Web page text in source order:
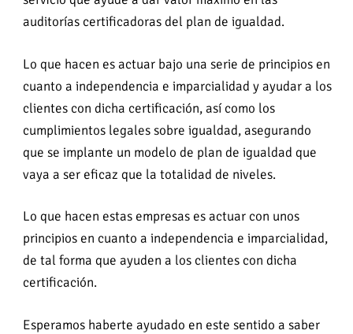
auditorías certificadoras del plan de igualdad.
Lo que hacen es actuar bajo una serie de principios en
cuanto a independencia e imparcialidad y ayudar a los
clientes con dicha certificación, así como los
cumplimientos legales sobre igualdad, asegurando
que se implante un modelo de plan de igualdad que
vaya a ser eficaz que la totalidad de niveles.
Lo que hacen estas empresas es actuar con unos
principios en cuanto a independencia e imparcialidad,
de tal forma que ayuden a los clientes con dicha
certificación.
Esperamos haberte ayudado en este sentido a saber